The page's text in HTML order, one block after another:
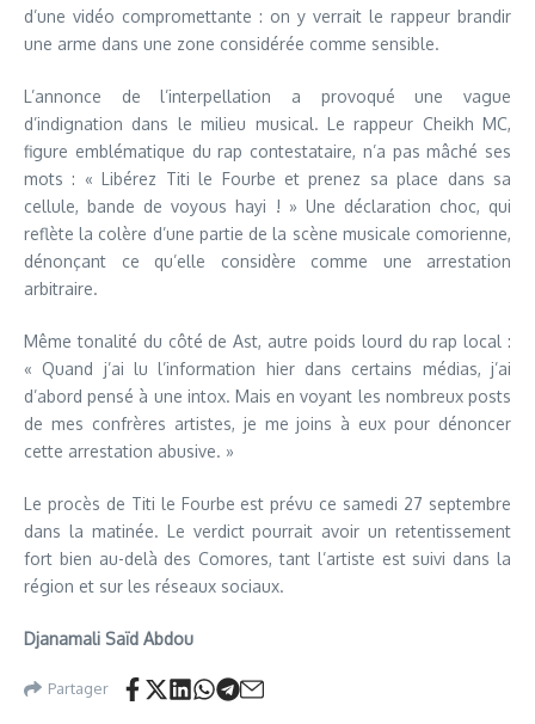
d’une vidéo compromettante : on y verrait le rappeur brandir
une arme dans une zone considérée comme sensible.
L’annonce de l’interpellation a provoqué une vague
d’indignation dans le milieu musical. Le rappeur Cheikh MC,
figure emblématique du rap contestataire, n’a pas mâché ses
mots : « Libérez Titi le Fourbe et prenez sa place dans sa
cellule, bande de voyous hayi ! » Une déclaration choc, qui
reflète la colère d’une partie de la scène musicale comorienne,
dénonçant ce qu’elle considère comme une arrestation
arbitraire.
Même tonalité du côté de Ast, autre poids lourd du rap local :
« Quand j’ai lu l’information hier dans certains médias, j’ai
d’abord pensé à une intox. Mais en voyant les nombreux posts
de mes confrères artistes, je me joins à eux pour dénoncer
cette arrestation abusive. »
Le procès de Titi le Fourbe est prévu ce samedi 27 septembre
dans la matinée. Le verdict pourrait avoir un retentissement
fort bien au-delà des Comores, tant l’artiste est suivi dans la
région et sur les réseaux sociaux.
Djanamali Saïd Abdou
Partager